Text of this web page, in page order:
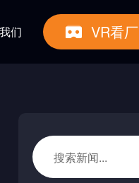
们 VR看厂